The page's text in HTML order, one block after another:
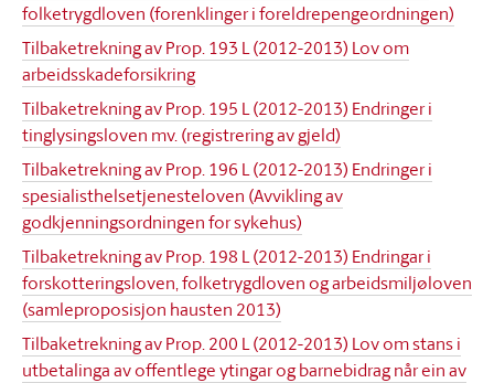
folketrygdloven (forenklinger i foreldrepengeordningen)
Tilbaketrekning av Prop. 193 L (2012-2013) Lov om
arbeidsskadeforsikring
Tilbaketrekning av Prop. 195 L (2012-2013) Endringer i
tinglysingsloven mv. (registrering av gjeld)
Tilbaketrekning av Prop. 196 L (2012-2013) Endringer i
spesialisthelsetjenesteloven (Avvikling av
godkjenningsordningen for sykehus)
Tilbaketrekning av Prop. 198 L (2012-2013) Endringar i
forskotteringsloven, folketrygdloven og arbeidsmiljøloven
(samleproposisjon hausten 2013)
Tilbaketrekning av Prop. 200 L (2012-2013) Lov om stans i
utbetalinga av offentlege ytingar og barnebidrag når ein av